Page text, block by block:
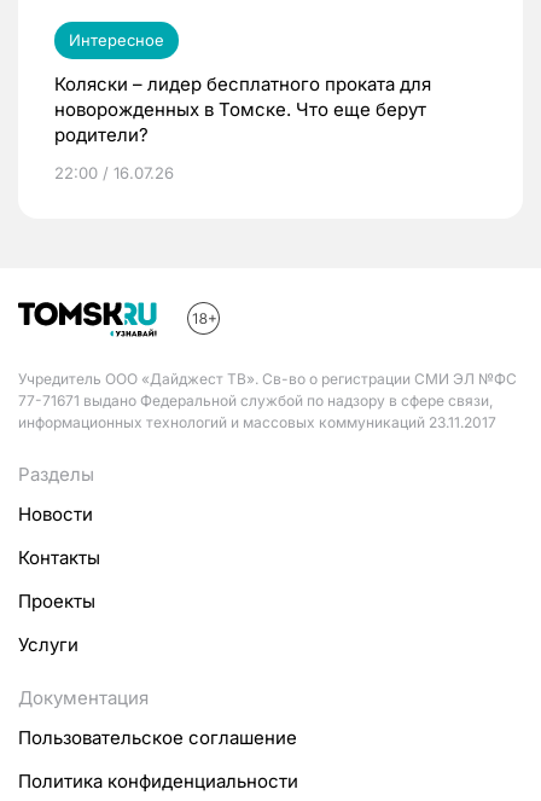
Интересное
Коляски – лидер бесплатного проката для
новорожденных в Томске. Что еще берут
родители?
22:00 / 16.07.26
Учредитель ООО «Дайджест ТВ». Св-во о регистрации СМИ ЭЛ №ФС
77-71671 выдано Федеральной службой по надзору в сфере связи,
информационных технологий и массовых коммуникаций 23.11.2017
Разделы
Новости
Контакты
Проекты
Услуги
Документация
Пользовательское соглашение
Политика конфиденциальности